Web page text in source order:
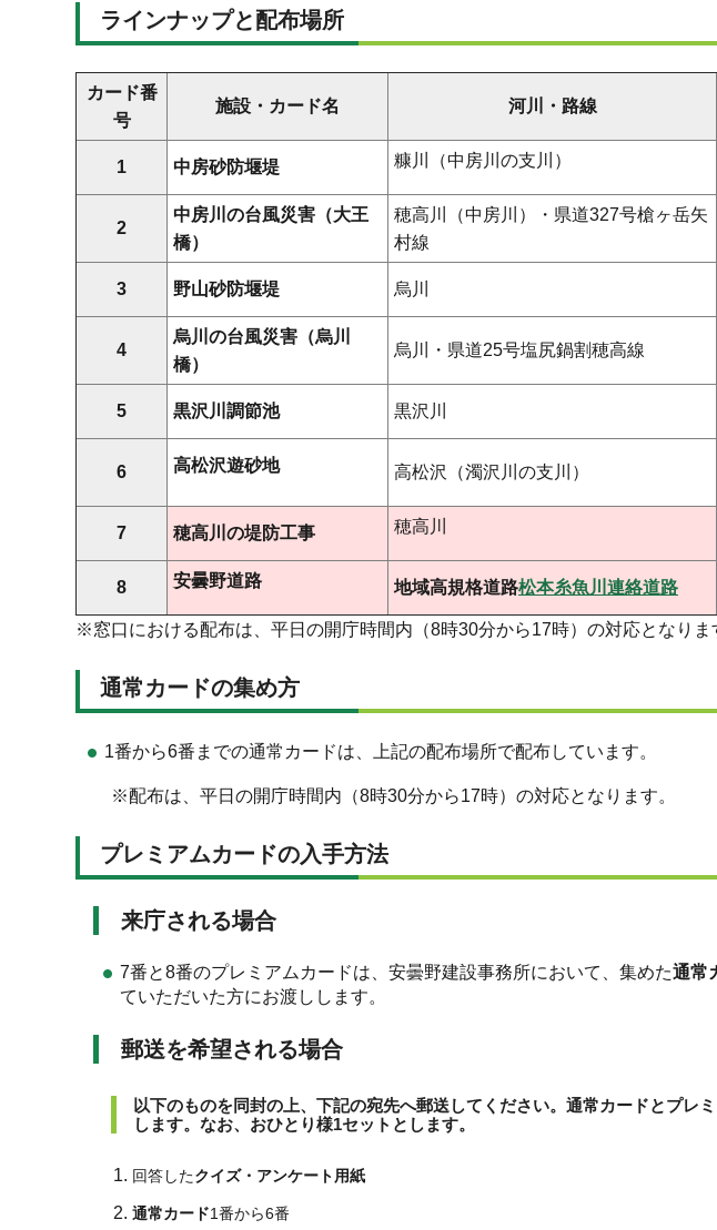
ラインナップと配布場所
カード番
号
施設・カード名 河川・路線
1 中房砂防堰堤 糠川（中房川の支川）
2
中房川の台風災害（大王
橋）
穂高川（中房川）・県道327号槍ヶ岳矢
村線
3 野山砂防堰堤
烏川
4
烏川の台風災害（烏川
橋）
烏川・県道25号塩尻鍋割穂高線
5 黒沢川調節池 黒沢川
6 高松沢遊砂地 高松沢（濁沢川の支川）
7 穂高川の堤防工事
穂高川
8 安曇野道路 地域高規格道路松本糸魚川連絡道路
※窓口における配布は、平日の開庁時間内（8時30分から17時）の対応となりま
通常カードの集め方
1番から6番までの通常カードは、上記の配布場所で配布しています。
※配布は、平日の開庁時間内（8時30分から17時）の対応となります。
プレミアムカードの入手方法
来庁される場合
7番と8番のプレミアムカードは、安曇野建設事務所において、集めた通常
ていただいた方にお渡しします。
郵送を希望される場合
以下のものを同封の上、下記の宛先へ郵送してください。通常カードとプレ
します。なお、おひとり様1セットとします。
回答したクイズ・アンケート用紙
通常カード1番から6番